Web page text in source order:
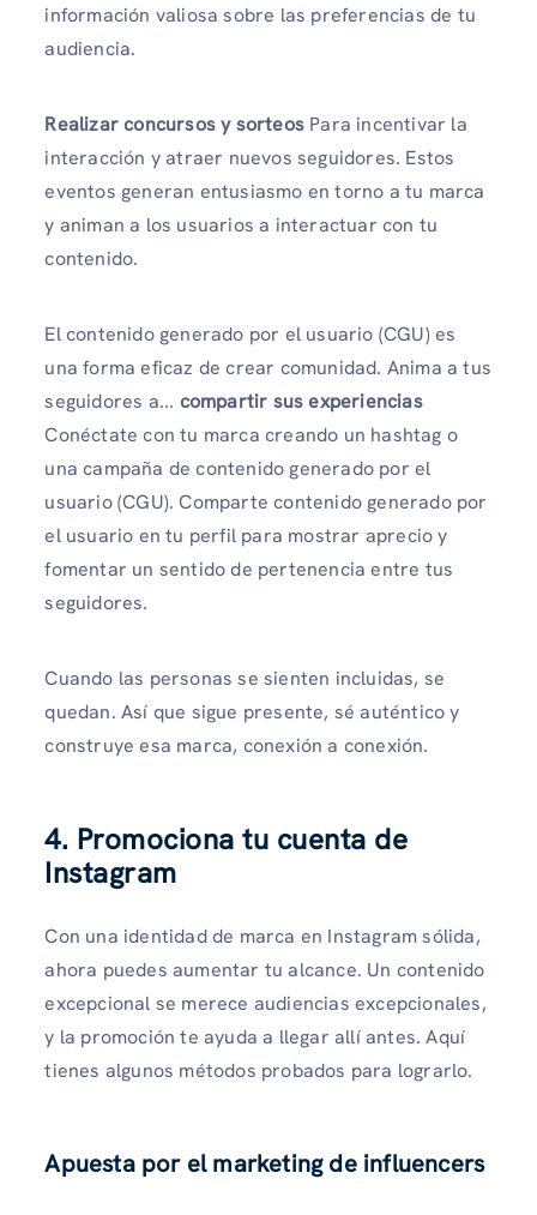
información valiosa sobre las preferencias de tu
audiencia.
Realizar concursos y sorteos Para incentivar la
interacción y atraer nuevos seguidores. Estos
eventos generan entusiasmo en torno a tu marca
y animan a los usuarios a interactuar con tu
contenido.
El contenido generado por el usuario (CGU) es
una forma eficaz de crear comunidad. Anima a tus
seguidores a... compartir sus experiencias
Conéctate con tu marca creando un hashtag o
una campaña de contenido generado por el
usuario (CGU). Comparte contenido generado por
el usuario en tu perfil para mostrar aprecio y
fomentar un sentido de pertenencia entre tus
seguidores.
Cuando las personas se sienten incluidas, se
quedan. Así que sigue presente, sé auténtico y
construye esa marca, conexión a conexión.
4. Promociona tu cuenta de
Instagram
Con una identidad de marca en Instagram sólida,
ahora puedes aumentar tu alcance. Un contenido
excepcional se merece audiencias excepcionales,
y la promoción te ayuda a llegar allí antes. Aquí
tienes algunos métodos probados para lograrlo.
Apuesta por el marketing de influencers